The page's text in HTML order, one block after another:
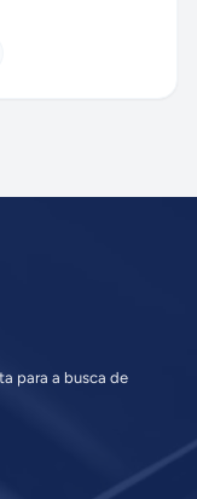
para a busca de